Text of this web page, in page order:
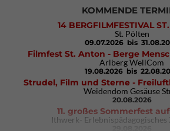
KOMMENDE
14 BERGFILMFESTIVAL
St. Pölten
09.07.2026 bis
Filmfest St. Anton - Berge
Arlberg WellCom
19.08.2026 bis
Strudel, Film und Sterne -
Weidendom Gesäuse
20.08.2026
11. großes Sommerfest
Ithwerk-